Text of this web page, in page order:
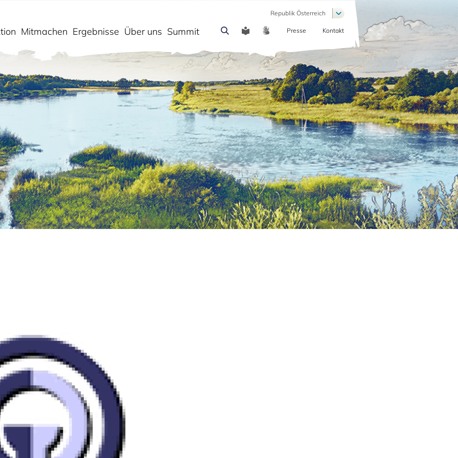
Mitmachen Ergebnisse Über uns Summit COMMUNICATION
Presse Kontakt
Republik Österreich List additional actions